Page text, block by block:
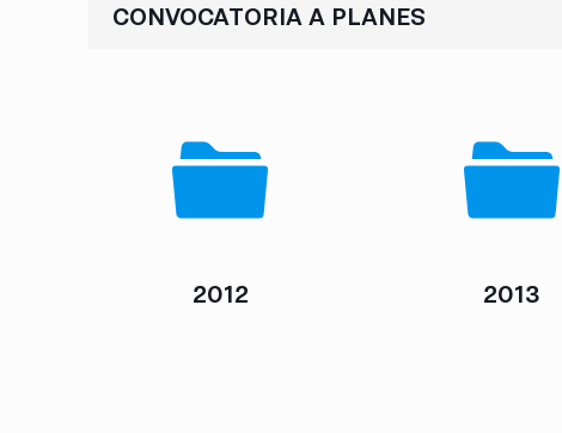
CONVOCATORIA A PLANES
2012 2013